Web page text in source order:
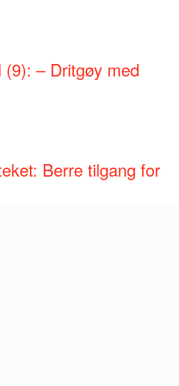
– Dritgøy med
Berre tilgang for